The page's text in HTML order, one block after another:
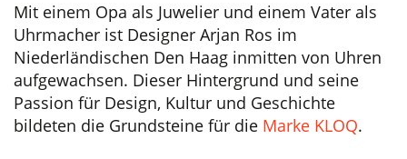
Mit einem Opa als Juwelier und einem Vater als
Uhrmacher ist Designer Arjan Ros im
Niederländischen Den Haag inmitten von Uhren
aufgewachsen. Dieser Hintergrund und seine
Passion für Design, Kultur und Geschichte
bildeten die Grundsteine für die Marke KLOQ.